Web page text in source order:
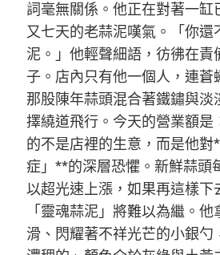
詞毫無關係。他正在對著一缸
又七天的老蒜泥嘆氣。「你還
泥。」他輕聲細語，彷彿在責
子。店內只有他一個人，連蒼
那股陳年蒜頭混合著鐵鏽與淡
擇繞道飛行。今天的營業額是
的不是店裡的生意，而是他對
症」**的深層恐懼。新鮮蒜頭
以超光速上漲，如果再這樣下
「靈魂蒜泥」將難以為繼。
滑、閃耀著不祥光芒的小銀勺